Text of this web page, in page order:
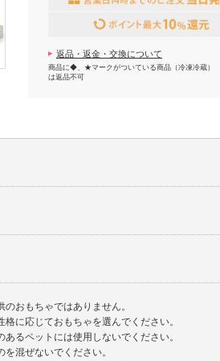
返品・返金・交換について
商品に◆、★マークがついている商品（冷凍冷蔵）
は返品不可
おもちゃではありません。
に応じておもちゃを選んでください。
るペットには使用しないでください。
混ぜないでください。